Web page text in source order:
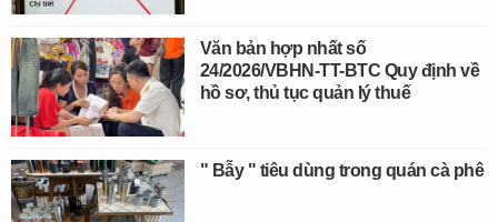
Văn bản hợp nhất số
24/2026/VBHN-TT-BTC Quy định về
hồ sơ, thủ tục quản lý thuế
" Bẫy " tiêu dùng trong quán cà phê